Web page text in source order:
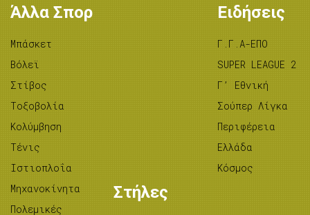
Άλλα Σπορ
Μπάσκετ
Βόλεϊ
Στίβος
Tοξοβολία
Κολύμβηση
Τένις
Ιστιοπλοΐα
Μηχανοκίνητα
Πολεμικές
Ειδήσεις
Γ.Γ.Α-ΕΠΟ
SUPER LEAGUE 2
Γ’ Εθνική
Σούπερ Λίγκα
Περιφέρεια
Ελλάδα
Κόσμος
Στήλες